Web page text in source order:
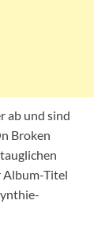
ab und sind
Broken
Album-Titel